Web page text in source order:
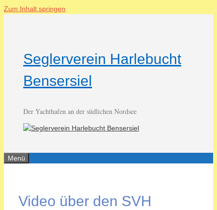
Zum Inhalt springen
Seglerverein Harlebucht
Bensersiel
Der Yachthafen an der südlichen Nordsee
Menü
Video über den SVH